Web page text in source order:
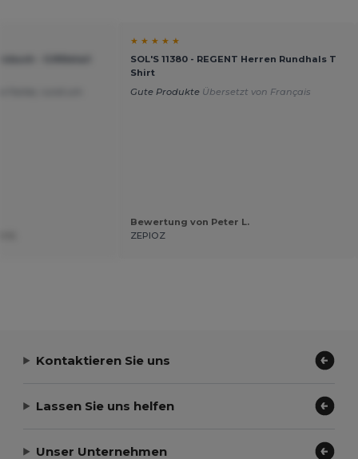
★ ★ ★ ★ ★
SOL'S 11380 - REGENT Herren Rundhals T
Shirt
Gute Produkte Übersetzt von Français
Bewertung von Peter L.
ZEPIOZ
Kontaktieren Sie uns
Lassen Sie uns helfen
Unser Unternehmen